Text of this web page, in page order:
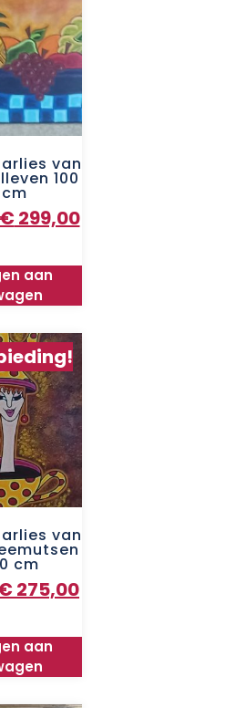
van
100
€ 299,00
aan
van
cm
275,00
aan